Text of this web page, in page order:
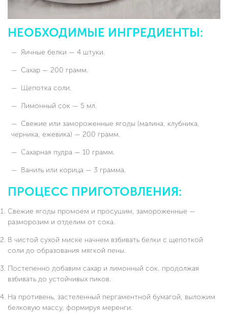
НЕОБХОДИМЫЕ ИНГРЕДИЕНТЫ:
Яичные белки — 4 штуки.
Сахар — 200 грамм.
Щепотка соли.
Лимонный сок — 5 мл.
Свежие или замороженные ягоды (малина, клубника,
черника, ежевика) — 200 грамм.
Сахарная пудра — 10 грамм.
Ваниль или корица — 3 грамма.
ПРОЦЕСС ПРИГОТОВЛЕНИЯ:
Свежие ягоды промоем и просушим, замороженные —
разморозим и отделим от сока.
В чистой сухой миске начнем взбивать белки с щепоткой
соли до образования мягкой пены.
Постепенно добавим сахар и лимонный сок, продолжая
взбивать до устойчивых пиков.
На противень, застеленный пергаментной бумагой, выложим
белковую массу, формируя меренги.